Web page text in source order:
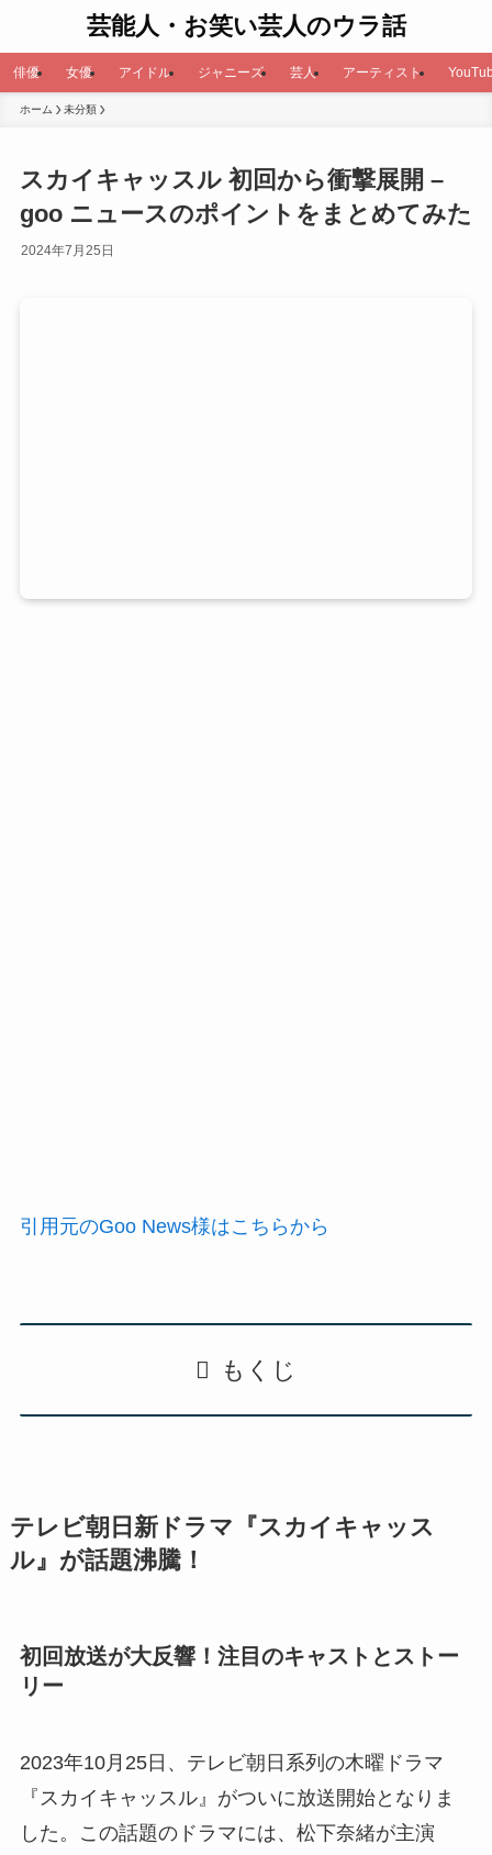
芸能人・お笑い芸人のウラ話
俳優 女優 アイドル ジャニーズ 芸人 アーティスト
ホーム 未分類
スカイキャッスル 初回から衝撃展開 –
goo ニュースのポイントをまとめてみた
2024年7月25日
引用元のGoo News様はこちらから
もくじ
テレビ朝日新ドラマ『スカイキャッス
ル』が話題沸騰！
初回放送が大反響！注目のキャストとストー
リー
2023年10月25日、テレビ朝日系列の木曜ドラマ
『スカイキャッスル』がついに放送開始となりま
した。この話題のドラマには、松下奈緒が主演